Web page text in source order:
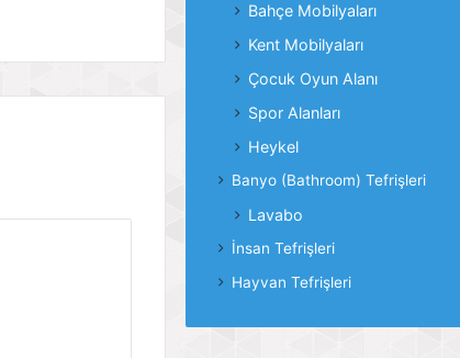
Bahçe Mobilyaları
Kent Mobilyaları
Çocuk Oyun Alanı
Spor Alanları
Heykel
Banyo (Bathroom) Tefrişleri
Lavabo
İnsan Tefrişleri
Hayvan Tefrişleri